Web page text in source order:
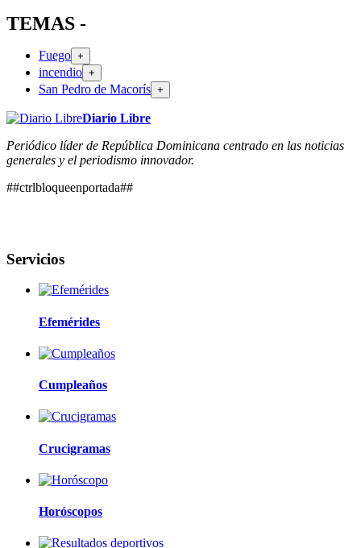
TEMAS -
Fuego +
incendio +
San Pedro de Macorís +
Diario Libre
Periódico líder de República Dominicana centrado en las noticias
generales y el periodismo innovador.
##ctrlbloqueenportada##
Servicios
Efemérides
Cumpleaños
Crucigramas
Horóscopos